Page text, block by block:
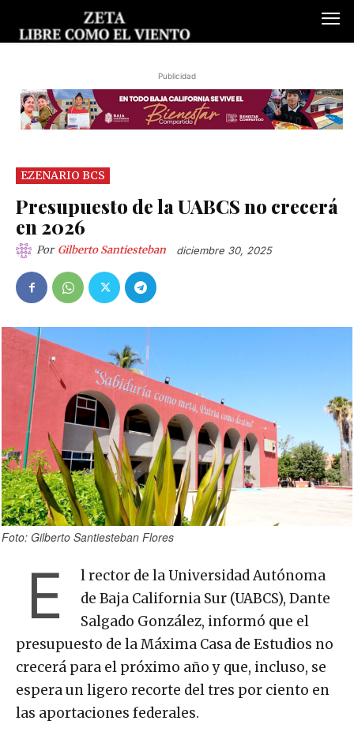
Publicidad
EZENARIO BCS
Presupuesto de la UABCS no crecerá
en 2026
Por Gilberto Santiesteban diciembre 30, 2025
Foto: Gilberto Santiesteban Flores
E
l rector de la Universidad Autónoma
de Baja California Sur (UABCS), Dante
Salgado González, informó que el
presupuesto de la Máxima Casa de Estudios no
crecerá para el próximo año y que, incluso, se
espera un ligero recorte del tres por ciento en
las aportaciones federales.